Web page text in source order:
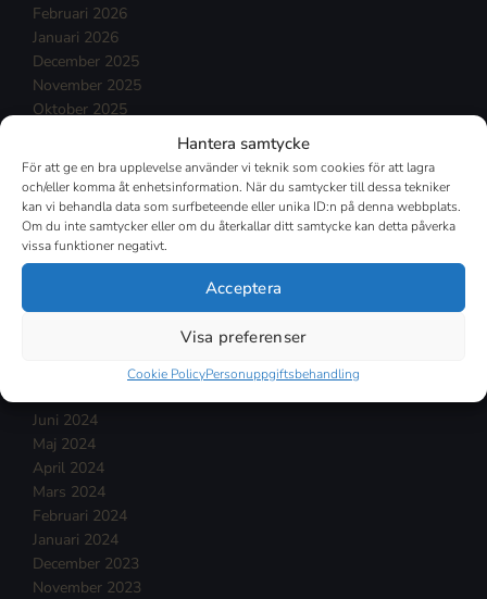
Hantera samtycke
För att ge en bra upplevelse använder vi teknik som cookies för att lagra
och/eller komma åt enhetsinformation. När du samtycker till dessa tekniker
kan vi behandla data som surfbeteende eller unika ID:n på denna webbplats.
Om du inte samtycker eller om du återkallar ditt samtycke kan detta påverka
vissa funktioner negativt.
Acceptera
Visa preferenser
Cookie PolicyPersonuppgiftsbehandling
Februari 2026
Januari 2026
December 2025
November 2025
Oktober 2025
Juli 2025
Mars 2025
Februari 2025
Januari 2025
Juni 2024
Maj 2024
April 2024
Mars 2024
Februari 2024
Januari 2024
December 2023
November 2023